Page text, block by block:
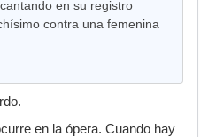
en su registro
contra una femenina
en la ópera. Cuando hay